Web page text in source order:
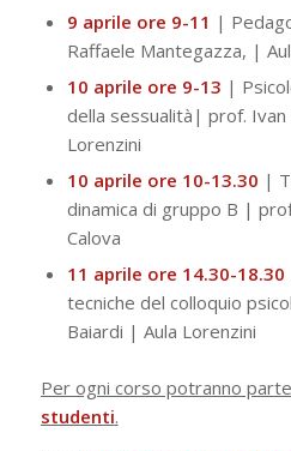
9 aprile ore 9-11 |
Raffaele Mantegazza, |
10 aprile ore 9-13 |
della sessualità| prof.
Lorenzini
10 aprile ore 10-13.30 |
dinamica di gruppo B |
Calova
11 aprile ore 14.30-18.30
tecniche del colloquio
Baiardi | Aula Lorenzini
Per ogni corso potranno
studenti.